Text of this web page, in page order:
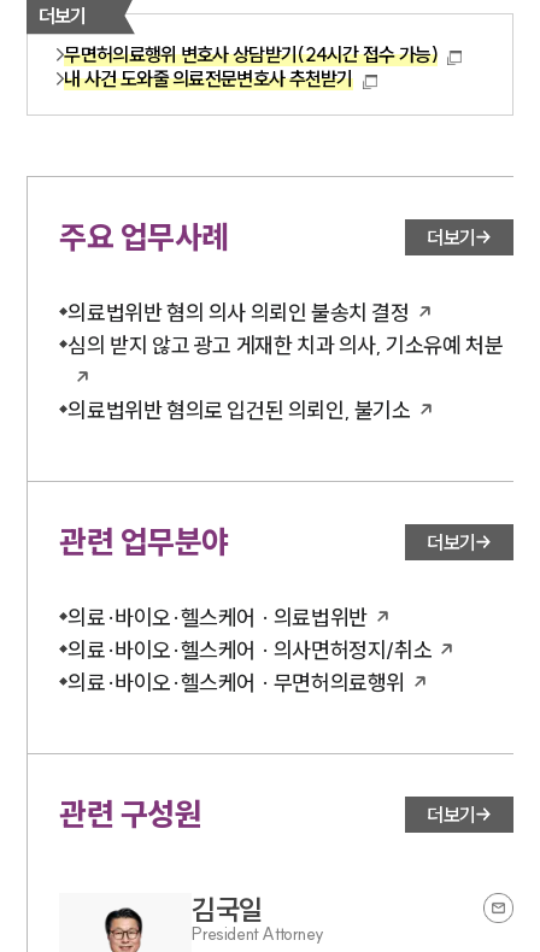
더보기
무면허의료행위 변호사 상담받기(24시간 접수 가능)
내 사건 도와줄 의료전문변호사 추천받기
주요 업무사례 더보기
의료법위반 혐의 의사 의뢰인 불송치 결정
심의 받지 않고 광고 게재한 치과 의사, 기소유예 처분
의료법위반 혐의로 입건된 의뢰인, 불기소
관련 업무분야 더보기
의료·바이오·헬스케어 · 의료법위반
의료·바이오·헬스케어 · 의사면허정지/취소
의료·바이오·헬스케어 · 무면허의료행위
관련 구성원 더보기
김국일
President Attorney